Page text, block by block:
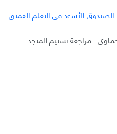
الأسود في التعلم العميق
- مراجعة تسنيم المنجد